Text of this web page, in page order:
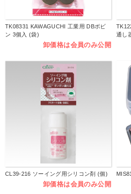
TK08331 KAWAGUCHI 工業用 DBボビ
ン 3個入 (袋)
卸価格は会員のみ公開
通し
CL39-216 ソーイング用シリコン剤 (個)
卸価格は会員のみ公開